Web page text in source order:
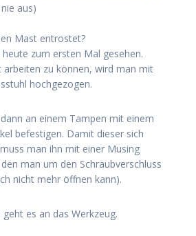
aus)
Mast entrostet?
zum ersten Mal gesehen.
zu können, wird man mit
hochgezogen.
an einem Tampen mit einem
befestigen. Damit dieser sich
man ihn mit einer Musing
man um den Schraubverschluss
nicht mehr öffnen kann).
es an das Werkzeug.